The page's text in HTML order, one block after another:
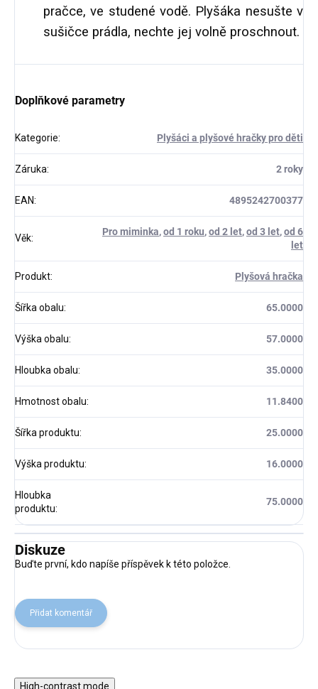
pračce, ve studené vodě. Plyšáka nesušte v
sušičce prádla, nechte jej volně proschnout.
Doplňkové parametry
Kategorie: Plyšáci a plyšové hračky pro děti
Záruka: 2 roky
EAN: 4895242700377
Věk:
Pro miminka,od 1 roku,od 2 let,od 3 let,od 6
let
Produkt: Plyšová hračka
Šířka obalu: 65.0000
Výška obalu: 57.0000
Hloubka obalu: 35.0000
Hmotnost obalu: 11.8400
Šířka produktu: 25.0000
Výška produktu: 16.0000
Hloubka
produktu:
75.0000
Diskuze
Buďte první, kdo napíše příspěvek k této položce.
Přidat komentář
High-contrast mode